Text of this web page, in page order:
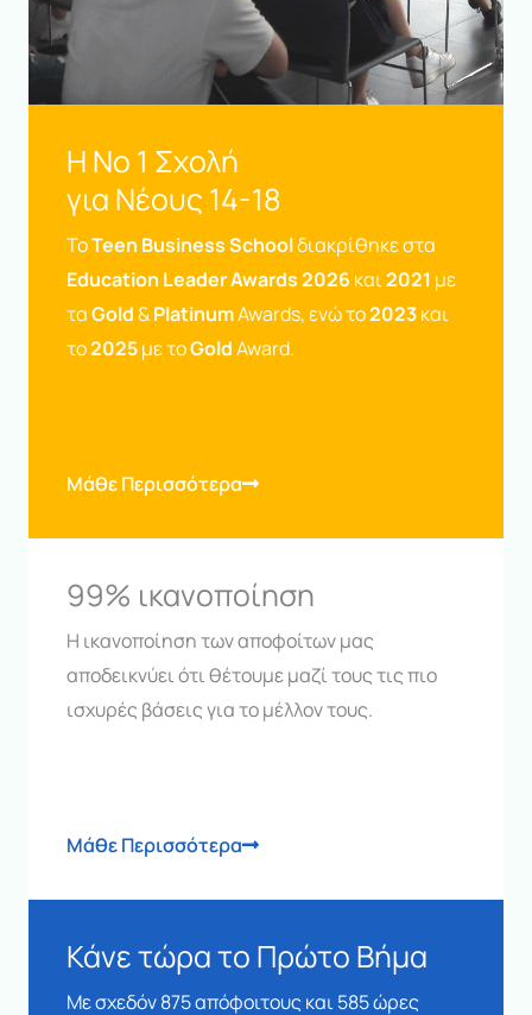
Η No 1 Σχολή
για Νέους 14-18
ΤοTeen Business Schoolδιακρίθηκε στα
Education Leader Awards 2026 και2021 με
ταGold&PlatinumAwards, ενώ το2023και
το2025με τοGoldAward.
Μάθε Περισσότερα
99% ικανοποίηση
Η ικανοποίηση των αποφοίτων μας
αποδεικνύει ότι θέτουμε μαζί τους τις πιο
ισχυρές βάσεις για το μέλλον τους.
Μάθε Περισσότερα
Κάνε τώρα το Πρώτο Βήμα
Με σχεδόν 875 απόφοιτους και 585 ώρες